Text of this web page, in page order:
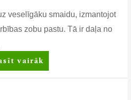
veselīgāku smaidu, izmantojot
zobu pastu. Tā ir daļa no
vairāk